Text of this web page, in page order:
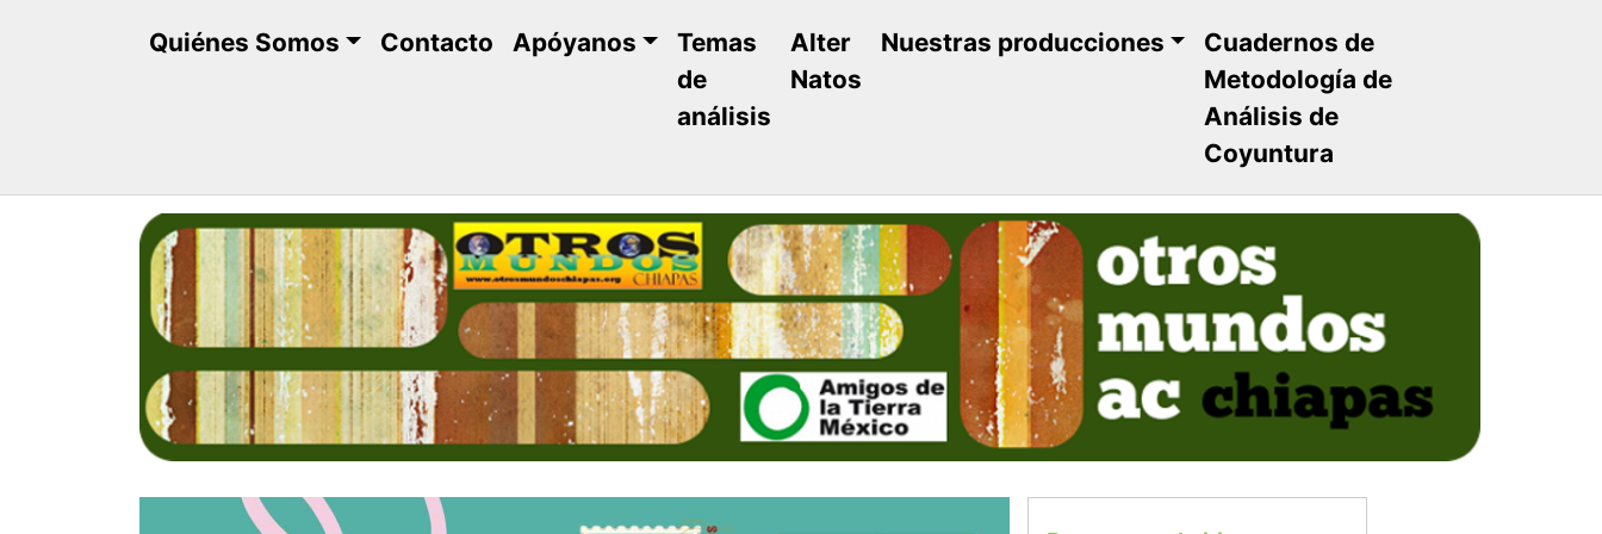
Quiénes Somos Contacto Apóyanos
Temas
de
análisis
Alter
Natos
Nuestras producciones
Cuadernos de
Metodología de
Análisis de
Coyuntura